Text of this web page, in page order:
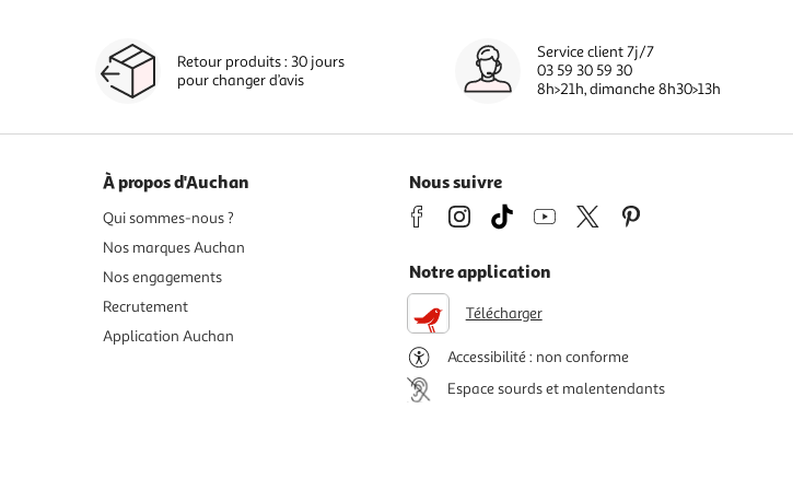
Retour produits : 30 jours
pour changer d’avis
Service client 7j/7
03 59 30 59 30
8h>21h, dimanche 8h30>13h
À propos d'Auchan
Qui sommes-nous ?
Nos marques Auchan
Nos engagements
Recrutement
Application Auchan
Nous suivre
Notre application
Télécharger
Accessibilité : non conforme
Espace sourds et malentendants